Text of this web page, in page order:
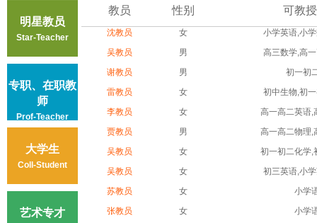
明星教员
Star-Teacher
专职、在职教
师
Prof-Teacher
大学生
Coll-Student
艺术专才
教员 性别 可教
沈教员 女
小学英语,小
吴教员
男
高三数学,高
谢教员
男
初一初
雷教员
女
初中生物,初
李教员
女
高一高二英语,
贾教员
男
高一高二物理,
吴教员
女
初一初二化学,
吴教员
女
初三英语,小
苏教员
女
小学
张教员
女
小学